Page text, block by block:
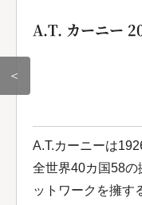
＜
A.T. カーニー
A.T.カーニーは
全世界40カ国58
ットワークを擁す